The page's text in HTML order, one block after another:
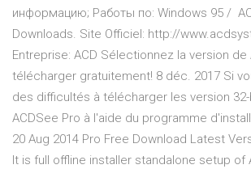
информацию; Работы по: Windows 95 /
Downloads. Site Officiel: http://
Entreprise: ACD Sélectionnez la version de
télécharger gratuitement! 8 déc. 2017 Si
des difficultés à télécharger les version
ACDSee Pro à l'aide du programme
20 Aug 2014 Pro Free Download Latest
It is full offline installer standalone setup of